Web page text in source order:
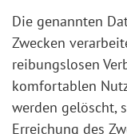
Die genannten
Zwecken
reibungslosen
komfortablen
werden gelöscht,
Erreichung des